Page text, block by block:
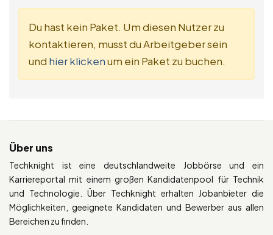
Du hast kein Paket. Um diesen Nutzer zu
kontaktieren, musst du Arbeitgeber sein
und hier klickenum ein Paket zu buchen.
Über uns
Techknight ist eine deutschlandweite Jobbörse und ein
Karriereportal mit einem großen Kandidatenpool für Technik
und Technologie. Über Techknight erhalten Jobanbieter die
Möglichkeiten, geeignete Kandidaten und Bewerber aus allen
Bereichen zu finden.